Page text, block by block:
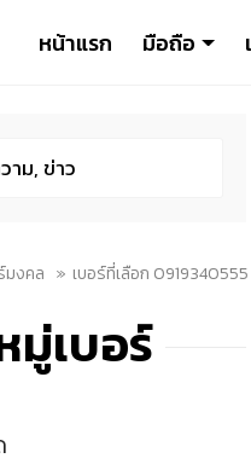
หน้าแรก มือถือ
มงคล เบอร์ที่เลือก 0919340555
เบอร์